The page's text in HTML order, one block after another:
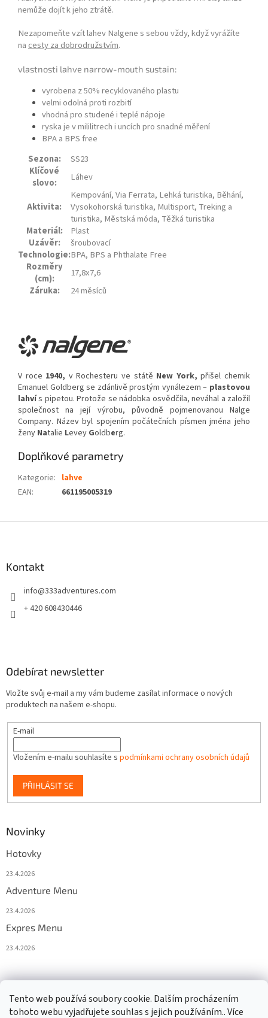
Tento web používá soubory cookie. Dalším procházením
tohoto webu vyjadřujete souhlas s jejich používáním.. Více
nemůže dojít k jeho ztrátě.
Nezapomeňte vzít lahev Nalgene s sebou vždy, když vyrážíte
nacesty za dobrodružstvím.
vlastnosti lahve narrow-mouth sustain:
vyrobena z 50% recyklovaného plastu
velmi odolná proti rozbití
vhodná pro studené i teplé nápoje
ryska je v mililitrech i uncích pro snadné měření
BPA a BPS free
Sezona:
SS23
Klíčové
slovo:
Láhev
Aktivita:
Kempování, Via Ferrata, Lehká turistika, Běhání,
Vysokohorská turistika, Multisport, Treking a
turistika, Městská móda, Těžká turistika
Materiál:
Plast
Uzávěr:
šroubovací
Technologie:BPA, BPS a Phthalate Free
Rozměry
(cm):
17,8x7,6
Záruka:
24 měsíců
V roce 1940, v Rochesteru ve státě New York, přišel chemik
Emanuel Goldberg se zdánlivě prostým vynálezem – plastovou
lahvís pipetou. Protože se nádobka osvědčila, neváhal a založil
společnost na její výrobu, původně pojmenovanou Nalge
Company. Název byl spojením počátečních písmen jména jeho
ženy Natalie Levey Goldberg.
Doplňkové parametry
Kategorie: lahve
EAN: 661195005319
Kontakt
info@333adventures.com
+ 420 608430446
Odebírat newsletter
Vložte svůj e-mail a my vám budeme zasílat informace o nových
produktech na našem e-shopu.
E-mail
Vložením e-mailu souhlasíte s podmínkami ochrany osobních údajů
PŘIHLÁSIT SE
Novinky
Hotovky
23.4.2026
Adventure Menu
23.4.2026
Expres Menu
23.4.2026